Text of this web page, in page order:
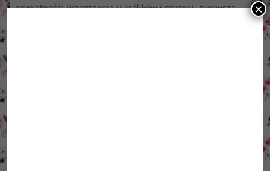
prywatności Przegrzanie u królików i gryzoni- pierwsza
×